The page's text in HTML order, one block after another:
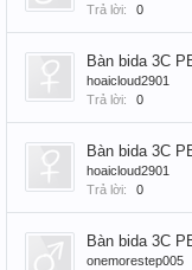
Trả lời:
0
Bàn bida 3C
hoaicloud2901
Trả lời:
0
Bàn bida 3C
hoaicloud2901
Trả lời:
0
Bàn bida 3C
onemorestep005